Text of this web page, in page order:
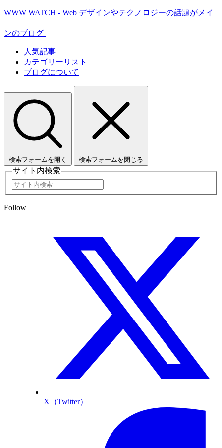
WWW WATCH - Web デザインやテクノロジーの話題がメイ
ンのブログ
人気記事
カテゴリーリスト
ブログについて
検索フォームを開く 検索フォームを閉じる
サイト内検索
Follow
X（Twitter）